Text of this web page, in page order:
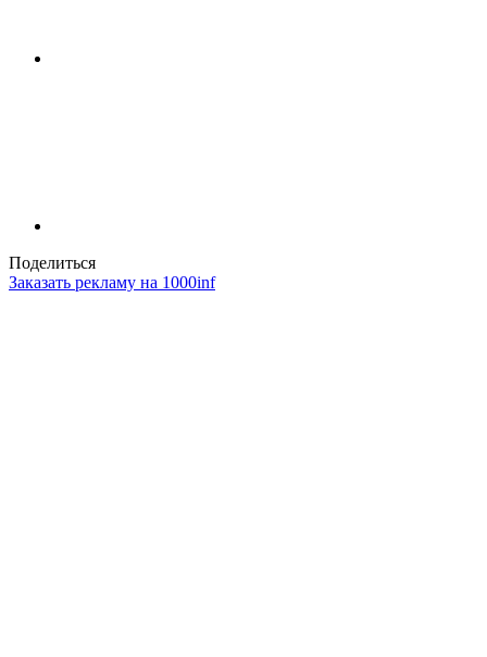
Поделиться
Заказать рекламу на 1000inf